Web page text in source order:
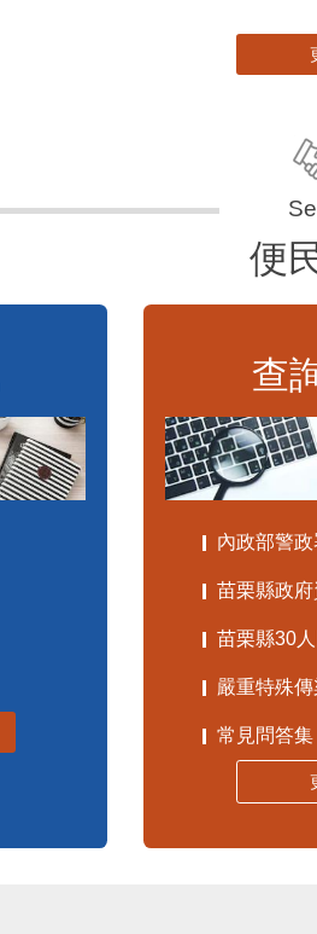
便
查
內政部警政
苗栗縣政
苗栗縣30
嚴重特殊
常見問答集